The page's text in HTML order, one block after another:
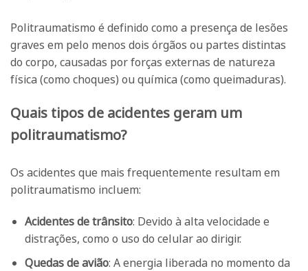
Politraumatismo é definido como a presença de lesões
graves em pelo menos dois órgãos ou partes distintas
do corpo, causadas por forças externas de natureza
física (como choques) ou química (como queimaduras).
Quais tipos de acidentes geram um
politraumatismo?
Os acidentes que mais frequentemente resultam em
politraumatismo incluem:
Acidentes de trânsito: Devido à alta velocidade e
distrações, como o uso do celular ao dirigir.
Quedas de avião: A energia liberada no momento da